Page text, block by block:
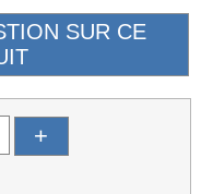
+